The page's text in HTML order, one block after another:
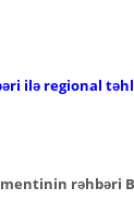
ilə regional
rəhbəri